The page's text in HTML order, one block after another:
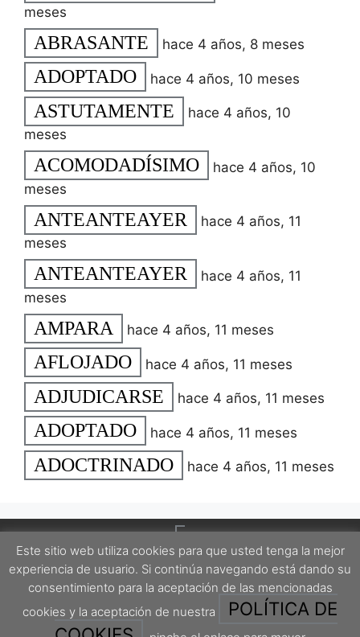
meses
ABRASANTE hace 4 años, 8 meses
ADOPTADO hace 4 años, 10 meses
ASTUTAMENTE
hace 4 años, 10
meses
ACOMODADÍSIMO
hace 4 años, 10
meses
ANTEANTEAYER
hace 4 años, 11
meses
ANTEANTEAYER
hace 4 años, 11
meses
AMPARA hace 4 años, 11 meses
AFLOJADO hace 4 años, 11 meses
ADJUDICARSE hace 4 años, 11 meses
ADOPTADO hace 4 años, 11 meses
ADOCTRINADO hace 4 años, 11 meses
Este proyecto está protegido por una licencia Creative Commons Attribution-
ShareAlike 4.0 International License.
Este sitio web utiliza cookies para que usted tenga la mejor
experiencia de usuario. Si continúa navegando está dando su
consentimiento para la aceptación de las mencionadas
cookies y la aceptación de nuestra
POLÍTICA DE